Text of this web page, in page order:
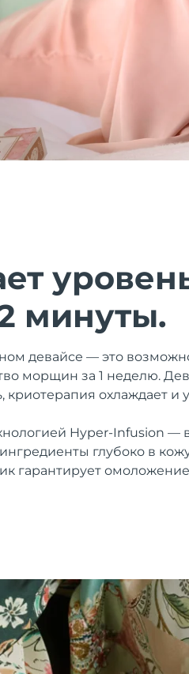
2 минуты.
девайсе — это
морщин за 1 неделю.
криотерапия охлаждает и
Hyper-Infusion —
глубоко в
гарантирует